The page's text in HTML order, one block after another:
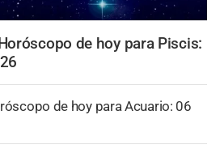
de hoy para Piscis:
de hoy para Acuario: 06